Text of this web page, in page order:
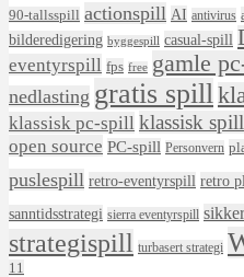
90-tallsspill actionspill AI antivirus
bilderedigering byggespill casual-spill
eventyrspill fps free gamle
nedlasting gratis spill
klassisk pc-spill klassisk spill
open source PC-spill Personvern
puslespill retro-eventyrspill retro
sanntidsstrategi sierra eventyrspill
strategispill turbasert strategi
11